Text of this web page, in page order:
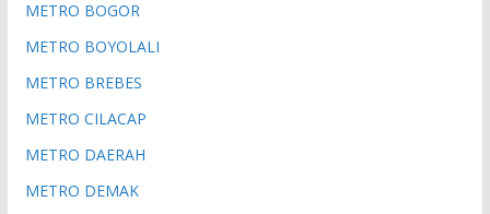
METRO BOGOR
METRO BOYOLALI
METRO BREBES
METRO CILACAP
METRO DAERAH
METRO DEMAK